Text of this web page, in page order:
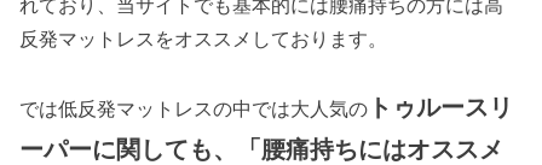
れており、当サイトでも基本的には腰痛持ちの方には高
反発マットレスをオススメしております。
では低反発マットレスの中では大人気の トゥルースリ
ーパーに関しても、「腰痛持ちにはオススメ